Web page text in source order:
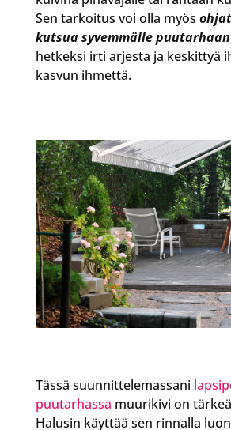
Sen tarkoitus voi olla myös
kutsua syvemmälle puutarhaan
hetkeksi irti arjesta ja keskittyä
kasvun ihmettä.
Tässä suunnittelemassani
puutarhassa muurikivi on
Halusin käyttää sen rinnalla